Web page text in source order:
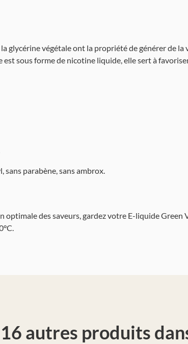
glycérine végétale ont la propriété de générer de
est sous forme de nicotine liquide, elle sert à
sans parabène, sans ambrox.
optimale des saveurs, gardez votre E-liquide
16 autres produits